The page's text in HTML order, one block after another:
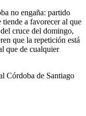
no engaña: partido
a favorecer al que
cruce del domingo,
que la repetición está
que de cualquier
Córdoba de Santiago